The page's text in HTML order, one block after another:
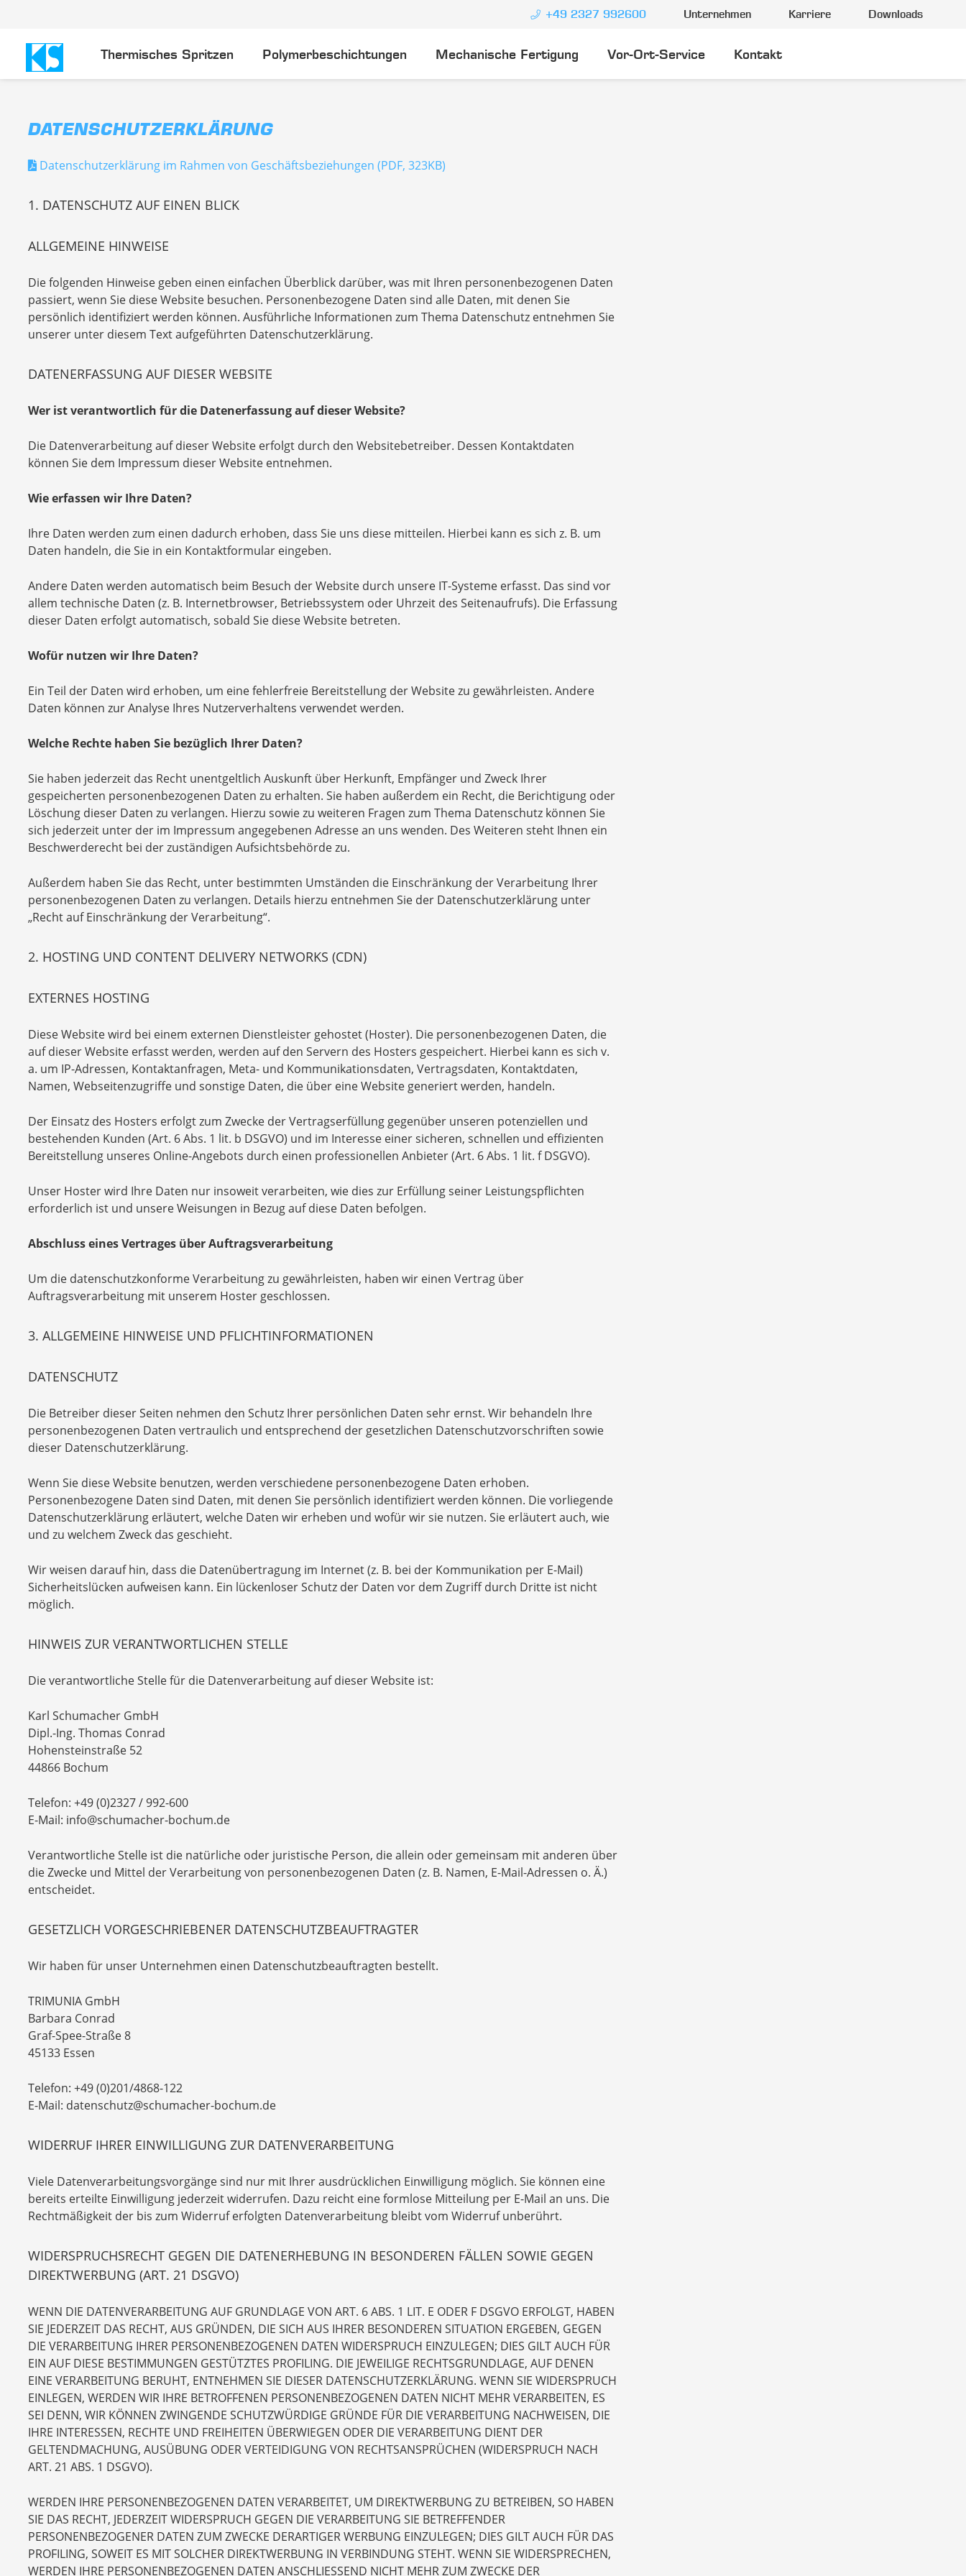
+49 2327 992600 Unternehmen Karriere Downloads
Thermisches Spritzen Polymerbeschichtungen Mechanische Fertigung Vor-Ort-Service Kontakt
DATENSCHUTZERKLÄRUNG
Datenschutzerklärung im Rahmen von Geschäftsbeziehungen (PDF, 323KB)
1. DATENSCHUTZ AUF EINEN BLICK
ALLGEMEINE HINWEISE
Die folgenden Hinweise geben einen einfachen Überblick darüber, was mit Ihren personenbezogenen Daten
passiert, wenn Sie diese Website besuchen. Personenbezogene Daten sind alle Daten, mit denen Sie
persönlich identifiziert werden können. Ausführliche Informationen zum Thema Datenschutz entnehmen Sie
unserer unter diesem Text aufgeführten Datenschutzerklärung.
DATENERFASSUNG AUF DIESER WEBSITE
Wer ist verantwortlich für die Datenerfassung auf dieser Website?
Die Datenverarbeitung auf dieser Website erfolgt durch den Websitebetreiber. Dessen Kontaktdaten
können Sie dem Impressum dieser Website entnehmen.
Wie erfassen wir Ihre Daten?
Ihre Daten werden zum einen dadurch erhoben, dass Sie uns diese mitteilen. Hierbei kann es sich z. B. um
Daten handeln, die Sie in ein Kontaktformular eingeben.
Andere Daten werden automatisch beim Besuch der Website durch unsere IT-Systeme erfasst. Das sind vor
allem technische Daten (z. B. Internetbrowser, Betriebssystem oder Uhrzeit des Seitenaufrufs). Die Erfassung
dieser Daten erfolgt automatisch, sobald Sie diese Website betreten.
Wofür nutzen wir Ihre Daten?
Ein Teil der Daten wird erhoben, um eine fehlerfreie Bereitstellung der Website zu gewährleisten. Andere
Daten können zur Analyse Ihres Nutzerverhaltens verwendet werden.
Welche Rechte haben Sie bezüglich Ihrer Daten?
Sie haben jederzeit das Recht unentgeltlich Auskunft über Herkunft, Empfänger und Zweck Ihrer
gespeicherten personenbezogenen Daten zu erhalten. Sie haben außerdem ein Recht, die Berichtigung oder
Löschung dieser Daten zu verlangen. Hierzu sowie zu weiteren Fragen zum Thema Datenschutz können Sie
sich jederzeit unter der im Impressum angegebenen Adresse an uns wenden. Des Weiteren steht Ihnen ein
Beschwerderecht bei der zuständigen Aufsichtsbehörde zu.
Außerdem haben Sie das Recht, unter bestimmten Umständen die Einschränkung der Verarbeitung Ihrer
personenbezogenen Daten zu verlangen. Details hierzu entnehmen Sie der Datenschutzerklärung unter
„Recht auf Einschränkung der Verarbeitung“.
2. HOSTING UND CONTENT DELIVERY NETWORKS (CDN)
EXTERNES HOSTING
Diese Website wird bei einem externen Dienstleister gehostet (Hoster). Die personenbezogenen Daten, die
auf dieser Website erfasst werden, werden auf den Servern des Hosters gespeichert. Hierbei kann es sich v.
a. um IP-Adressen, Kontaktanfragen, Meta- und Kommunikationsdaten, Vertragsdaten, Kontaktdaten,
Namen, Webseitenzugriffe und sonstige Daten, die über eine Website generiert werden, handeln.
Der Einsatz des Hosters erfolgt zum Zwecke der Vertragserfüllung gegenüber unseren potenziellen und
bestehenden Kunden (Art. 6 Abs. 1 lit. b DSGVO) und im Interesse einer sicheren, schnellen und effizienten
Bereitstellung unseres Online-Angebots durch einen professionellen Anbieter (Art. 6 Abs. 1 lit. f DSGVO).
Unser Hoster wird Ihre Daten nur insoweit verarbeiten, wie dies zur Erfüllung seiner Leistungspflichten
erforderlich ist und unsere Weisungen in Bezug auf diese Daten befolgen.
Abschluss eines Vertrages über Auftragsverarbeitung
Um die datenschutzkonforme Verarbeitung zu gewährleisten, haben wir einen Vertrag über
Auftragsverarbeitung mit unserem Hoster geschlossen.
3. ALLGEMEINE HINWEISE UND PFLICHTINFORMATIONEN
DATENSCHUTZ
Die Betreiber dieser Seiten nehmen den Schutz Ihrer persönlichen Daten sehr ernst. Wir behandeln Ihre
personenbezogenen Daten vertraulich und entsprechend der gesetzlichen Datenschutzvorschriften sowie
dieser Datenschutzerklärung.
Wenn Sie diese Website benutzen, werden verschiedene personenbezogene Daten erhoben.
Personenbezogene Daten sind Daten, mit denen Sie persönlich identifiziert werden können. Die vorliegende
Datenschutzerklärung erläutert, welche Daten wir erheben und wofür wir sie nutzen. Sie erläutert auch, wie
und zu welchem Zweck das geschieht.
Wir weisen darauf hin, dass die Datenübertragung im Internet (z. B. bei der Kommunikation per E-Mail)
Sicherheitslücken aufweisen kann. Ein lückenloser Schutz der Daten vor dem Zugriff durch Dritte ist nicht
möglich.
HINWEIS ZUR VERANTWORTLICHEN STELLE
Die verantwortliche Stelle für die Datenverarbeitung auf dieser Website ist:
Karl Schumacher GmbH
Dipl.-Ing. Thomas Conrad
Hohensteinstraße 52
44866 Bochum
Telefon: +49 (0)2327 / 992-600
E-Mail: info@schumacher-bochum.de
Verantwortliche Stelle ist die natürliche oder juristische Person, die allein oder gemeinsam mit anderen über
die Zwecke und Mittel der Verarbeitung von personenbezogenen Daten (z. B. Namen, E-Mail-Adressen o. Ä.)
entscheidet.
GESETZLICH VORGESCHRIEBENER DATENSCHUTZBEAUFTRAGTER
Wir haben für unser Unternehmen einen Datenschutzbeauftragten bestellt.
TRIMUNIA GmbH
Barbara Conrad
Graf-Spee-Straße 8
45133 Essen
Telefon: +49 (0)201/4868-122
E-Mail: datenschutz@schumacher-bochum.de
WIDERRUF IHRER EINWILLIGUNG ZUR DATENVERARBEITUNG
Viele Datenverarbeitungsvorgänge sind nur mit Ihrer ausdrücklichen Einwilligung möglich. Sie können eine
bereits erteilte Einwilligung jederzeit widerrufen. Dazu reicht eine formlose Mitteilung per E-Mail an uns. Die
Rechtmäßigkeit der bis zum Widerruf erfolgten Datenverarbeitung bleibt vom Widerruf unberührt.
WIDERSPRUCHSRECHT GEGEN DIE DATENERHEBUNG IN BESONDEREN FÄLLEN SOWIE GEGEN
DIREKTWERBUNG (ART. 21 DSGVO)
WENN DIE DATENVERARBEITUNG AUF GRUNDLAGE VON ART. 6 ABS. 1 LIT. E ODER F DSGVO ERFOLGT, HABEN
SIE JEDERZEIT DAS RECHT, AUS GRÜNDEN, DIE SICH AUS IHRER BESONDEREN SITUATION ERGEBEN, GEGEN
DIE VERARBEITUNG IHRER PERSONENBEZOGENEN DATEN WIDERSPRUCH EINZULEGEN; DIES GILT AUCH FÜR
EIN AUF DIESE BESTIMMUNGEN GESTÜTZTES PROFILING. DIE JEWEILIGE RECHTSGRUNDLAGE, AUF DENEN
EINE VERARBEITUNG BERUHT, ENTNEHMEN SIE DIESER DATENSCHUTZERKLÄRUNG. WENN SIE WIDERSPRUCH
EINLEGEN, WERDEN WIR IHRE BETROFFENEN PERSONENBEZOGENEN DATEN NICHT MEHR VERARBEITEN, ES
SEI DENN, WIR KÖNNEN ZWINGENDE SCHUTZWÜRDIGE GRÜNDE FÜR DIE VERARBEITUNG NACHWEISEN, DIE
IHRE INTERESSEN, RECHTE UND FREIHEITEN ÜBERWIEGEN ODER DIE VERARBEITUNG DIENT DER
GELTENDMACHUNG, AUSÜBUNG ODER VERTEIDIGUNG VON RECHTSANSPRÜCHEN (WIDERSPRUCH NACH
ART. 21 ABS. 1 DSGVO).
WERDEN IHRE PERSONENBEZOGENEN DATEN VERARBEITET, UM DIREKTWERBUNG ZU BETREIBEN, SO HABEN
SIE DAS RECHT, JEDERZEIT WIDERSPRUCH GEGEN DIE VERARBEITUNG SIE BETREFFENDER
PERSONENBEZOGENER DATEN ZUM ZWECKE DERARTIGER WERBUNG EINZULEGEN; DIES GILT AUCH FÜR DAS
PROFILING, SOWEIT ES MIT SOLCHER DIREKTWERBUNG IN VERBINDUNG STEHT. WENN SIE WIDERSPRECHEN,
WERDEN IHRE PERSONENBEZOGENEN DATEN ANSCHLIESSEND NICHT MEHR ZUM ZWECKE DER